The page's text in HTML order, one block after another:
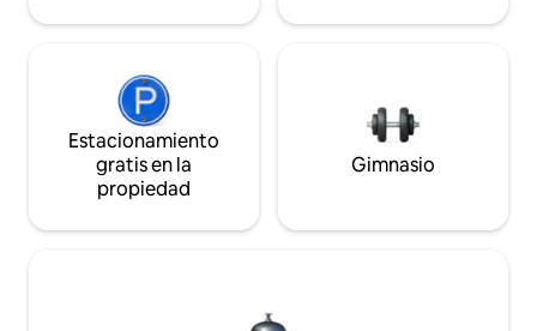
Estacionamiento
gratis en la
propiedad
Gimnasio